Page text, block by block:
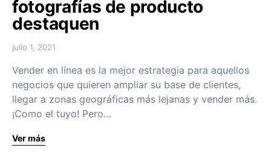
fotografías de producto
destaquen
julio 1, 2021
Vender en línea es la mejor estrategia para aquellos
negocios que quieren ampliar su base de clientes,
llegar a zonas geográficas más lejanas y vender más.
¡Como el tuyo! Pero…
Ver más